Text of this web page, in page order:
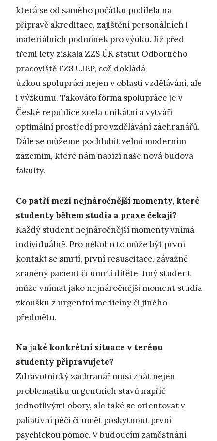
která se od samého počátku podílela na
přípravě akreditace, zajištění personálních i
materiálních podmínek pro výuku. Již před
třemi lety získala ZZS ÚK statut Odborného
pracoviště FZS UJEP, což dokládá
úzkou spolupráci nejen v oblasti vzdělávání, ale
i výzkumu. Takováto forma spolupráce je v
České republice zcela unikátní a vytváří
optimální prostředí pro vzdělávání záchranářů.
Dále se můžeme pochlubit velmi moderním
zázemím, které nám nabízí naše nová budova
fakulty.
Co patří mezi nejnáročnější momenty, které
studenty během studia a praxe čekají?
Každý student nejnáročnější momenty vnímá
individuálně. Pro někoho to může být první
kontakt se smrtí, první resuscitace, závažně
zraněný pacient či úmrtí dítěte. Jiný student
může vnímat jako nejnáročnější moment studia
zkoušku z urgentní medicíny či jiného
předmětu.
Na jaké konkrétní situace v terénu
studenty připravujete?
Zdravotnický záchranář musí znát nejen
problematiku urgentních stavů napříč
jednotlivými obory, ale také se orientovat v
paliativní péči či umět poskytnout první
psychickou pomoc. V budoucím zaměstnání